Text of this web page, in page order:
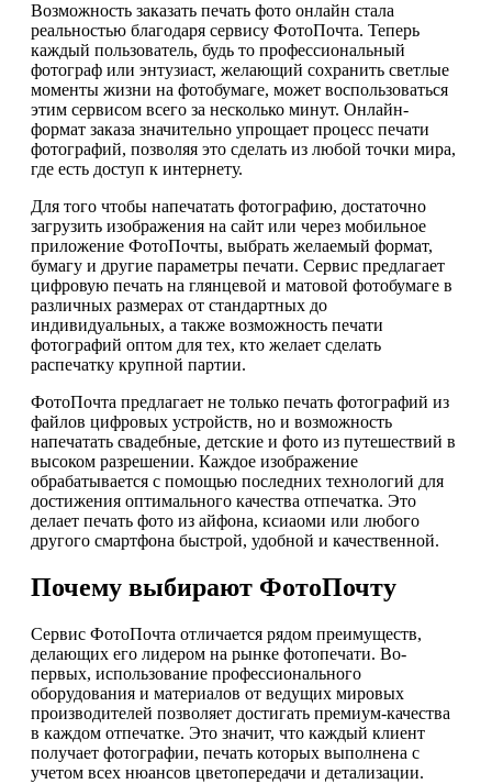
Возможность заказать печать фото онлайн стала
реальностью благодаря сервису ФотоПочта. Теперь
каждый пользователь, будь то профессиональный
фотограф или энтузиаст, желающий сохранить светлые
моменты жизни на фотобумаге, может воспользоваться
этим сервисом всего за несколько минут. Онлайн-
формат заказа значительно упрощает процесс печати
фотографий, позволяя это сделать из любой точки мира,
где есть доступ к интернету.
Для того чтобы напечатать фотографию, достаточно
загрузить изображения на сайт или через мобильное
приложение ФотоПочты, выбрать желаемый формат,
бумагу и другие параметры печати. Сервис предлагает
цифровую печать на глянцевой и матовой фотобумаге в
различных размерах от стандартных до
индивидуальных, а также возможность печати
фотографий оптом для тех, кто желает сделать
распечатку крупной партии.
ФотоПочта предлагает не только печать фотографий из
файлов цифровых устройств, но и возможность
напечатать свадебные, детские и фото из путешествий в
высоком разрешении. Каждое изображение
обрабатывается с помощью последних технологий для
достижения оптимального качества отпечатка. Это
делает печать фото из айфона, ксиаоми или любого
другого смартфона быстрой, удобной и качественной.
Почему выбирают ФотоПочту
Сервис ФотоПочта отличается рядом преимуществ,
делающих его лидером на рынке фотопечати. Во-
первых, использование профессионального
оборудования и материалов от ведущих мировых
производителей позволяет достигать премиум-качества
в каждом отпечатке. Это значит, что каждый клиент
получает фотографии, печать которых выполнена с
учетом всех нюансов цветопередачи и детализации.